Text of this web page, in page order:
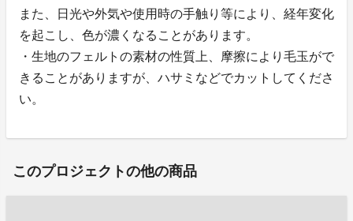
また、日光や外気や使用時の手触り等により、経年変化
を起こし、色が濃くなることがあります。
・生地のフェルトの素材の性質上、摩擦により毛玉がで
きることがありますが、ハサミなどでカットしてくださ
い。
このプロジェクトの他の商品